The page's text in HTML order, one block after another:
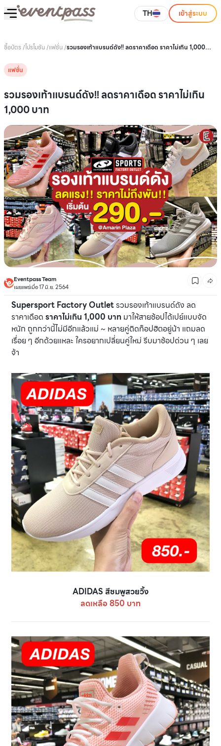
TH เข้าสู่ระบบ
ซื้อบัตร /โปรโมชัน/แฟชั่น/รวมรองเท้าแบรนด์ดัง!! ลดราคาเดือด ราคาไม่เกิน 1,000
แฟชั่น
รวมรองเท้าแบรนด์ดัง!! ลดราคาเดือด ราคาไม่เกิน
1,000 บาท
Eventpass Team
เผยแพร่เมื่อ 17 มิ.ย. 2564
Supersport Factory Outletรวมรองเท้าแบรนด์ดัง ลด
ราคาเดือด ราคาไม่เกิน 1,000 บาท มาให้สายช้อปได้เปย์แบบจัด
หนัก ถูกกว่านี้ไม่มีอีกแล้วแม่ ~ หลายคู่ติดท็อปฮิตอยู่น้า แถมลด
เรื่อย ๆ อีกด้วยแหละ ใครอยากเปลี่ยนคู่ใหม่ รีบมาช้อปด่วน ๆ เลย
จ้า
ADIDAS สีชมพูสวยวิ้ง
ลดเหลือ 850 บาท